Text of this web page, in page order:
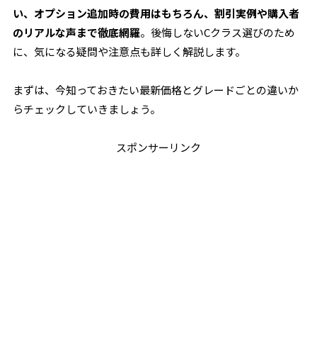
い、オプション追加時の費用はもちろん、割引実例や購入者
のリアルな声まで徹底網羅。後悔しないCクラス選びのため
に、気になる疑問や注意点も詳しく解説します。
まずは、今知っておきたい最新価格とグレードごとの違いか
らチェックしていきましょう。
スポンサーリンク